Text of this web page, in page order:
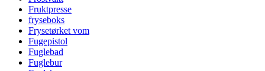
Fruktpresse
fryseboks
Frysetørket vom
Fugepistol
Fuglebad
Fuglebur